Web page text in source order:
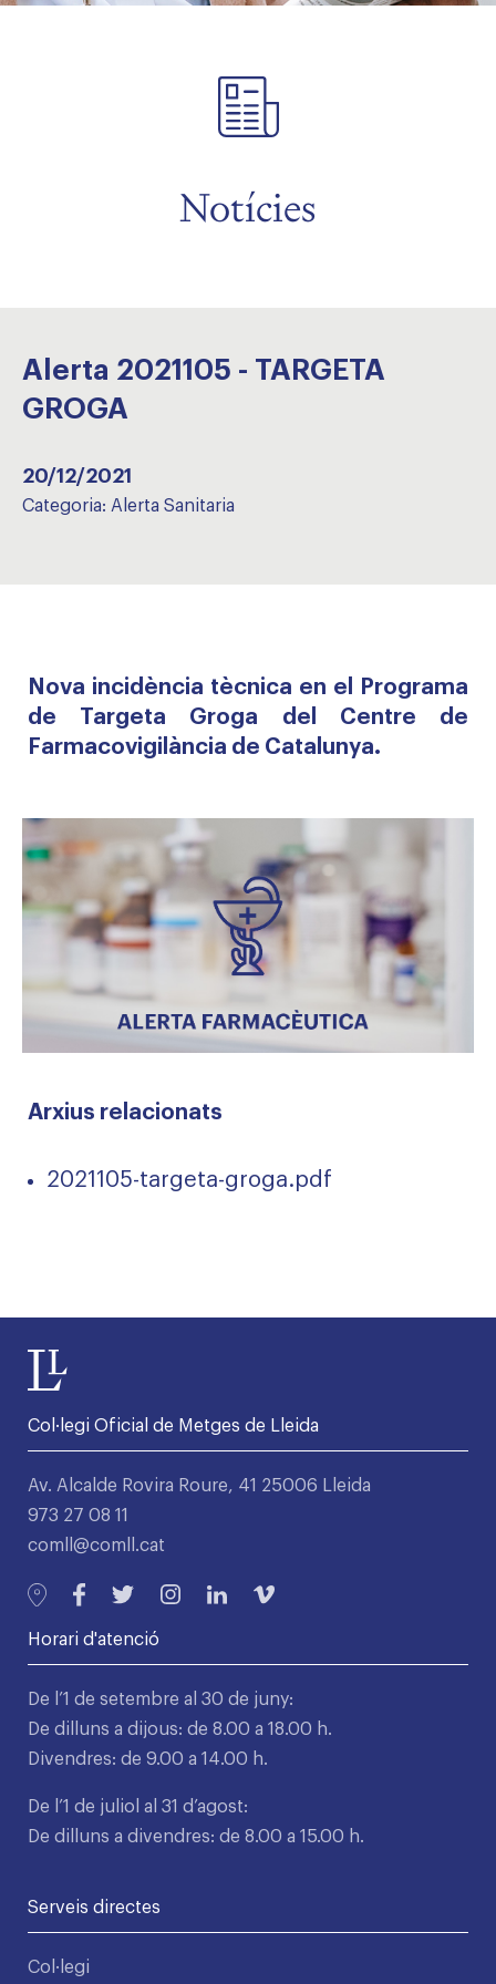
Notícies
Alerta 2021105 - TARGETA
GROGA
20/12/2021
Categoria: Alerta Sanitaria
Arxius relacionats
2021105-targeta-groga.pdf
Nova incidència tècnica en el Programa
de Targeta Groga del Centre de
Farmacovigilància de Catalunya.
Col·legi Oficial de Metges de Lleida
Av. Alcalde Rovira Roure, 41 25006 Lleida
973 27 08 11
comll@comll.cat
Horari d'atenció
De l’1 de setembre al 30 de juny:
De dilluns a dijous: de 8.00 a 18.00 h.
Divendres: de 9.00 a 14.00 h.
De l’1 de juliol al 31 d’agost:
De dilluns a divendres: de 8.00 a 15.00 h.
Serveis directes
Col·legi